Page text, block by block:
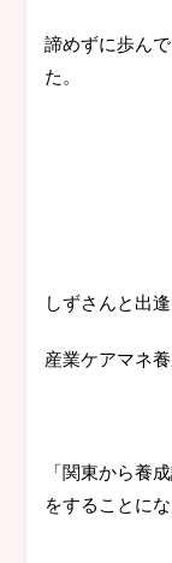
諦めずに歩ん
た。
しずさんと出
産業ケアマネ
「関東から養
をすることに